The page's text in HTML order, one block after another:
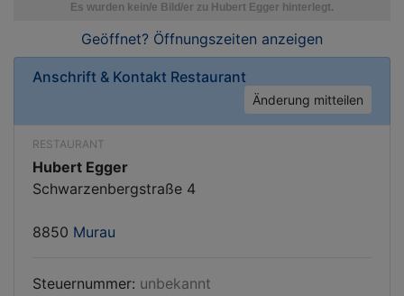
Geöffnet? Öffnungszeiten anzeigen
Anschrift & Kontakt Restaurant
Änderung mitteilen
RESTAURANT
Hubert Egger
Schwarzenbergstraße 4
8850 Murau
Steuernummer: unbekannt